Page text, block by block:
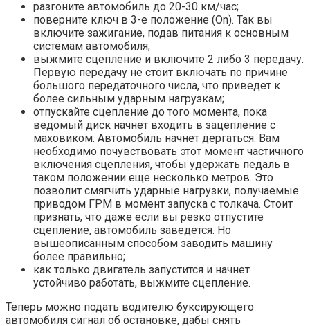
разгоните автомобиль до 20-30 км/час;
поверните ключ в 3-е положение (On). Так вы
включите зажигание, подав питания к основным
системам автомобиля;
выжмите сцепление и включите 2 либо 3 передачу.
Первую передачу не стоит включать по причине
большого передаточного числа, что приведет к
более сильным ударным нагрузкам;
отпускайте сцепление до того момента, пока
ведомый диск начнет входить в зацепление с
маховиком. Автомобиль начнет дергаться. Вам
необходимо почувствовать этот момент частичного
включения сцепления, чтобы удержать педаль в
таком положении еще несколько метров. Это
позволит смягчить ударные нагрузки, получаемые
приводом ГРМ в момент запуска с толкача. Стоит
признать, что даже если вы резко отпустите
сцепление, автомобиль заведется. Но
вышеописанным способом заводить машину
более правильно;
как только двигатель запустится и начнет
устойчиво работать, выжмите сцепление.
Теперь можно подать водителю буксирующего
автомобиля сигнал об остановке, дабы снять